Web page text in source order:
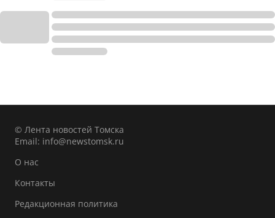
© Лента новостей Томска
Email: info@newstomsk.ru
О нас
Контакты
Редакционная политика